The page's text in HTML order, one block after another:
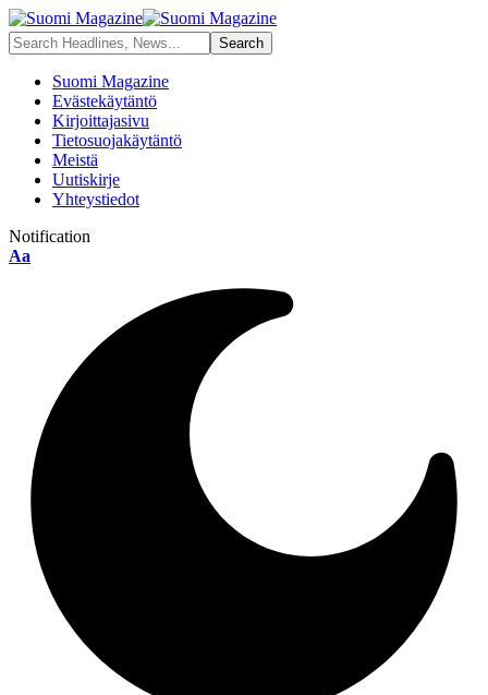
Suomi Magazine
Evästekäytäntö
Kirjoittajasivu
Tietosuojakäytäntö
Meistä
Uutiskirje
Yhteystiedot
Notification
Font
Aa